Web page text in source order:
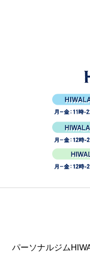
パーソナルジム